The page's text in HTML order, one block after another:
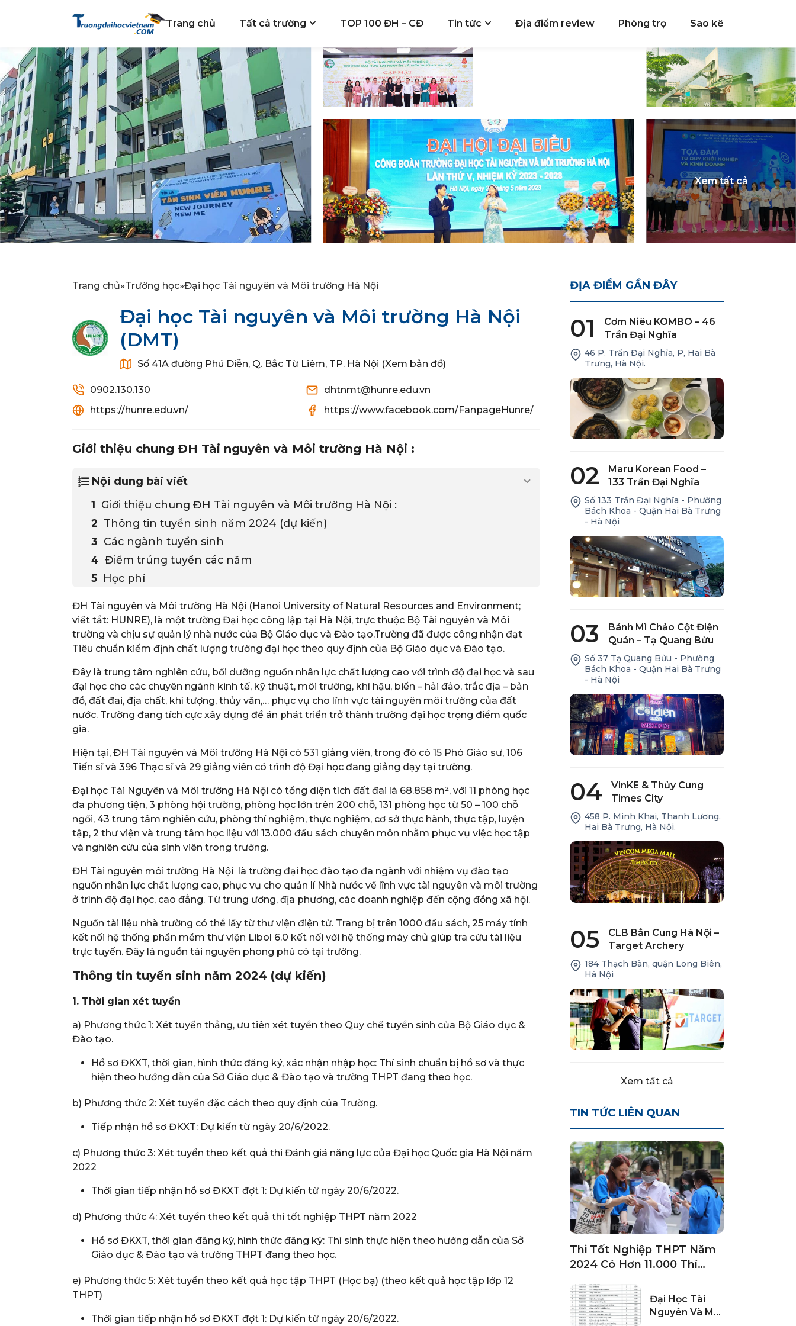
Trang chủ Tất cả trường TOP 100 ĐH – CĐ Tin tức Địa điểm review Phòng trọ Sao kê
Trang chủ»Trường học»Đại học Tài nguyên và Môi trường Hà Nội
Đại học Tài nguyên và Môi trường Hà Nội
(DMT)
Số 41A đường Phú Diễn, Q. Bắc Từ Liêm, TP. Hà Nội (Xem bản đồ)
0902.130.130
dhtnmt@hunre.edu.vn
https://hunre.edu.vn/
https://www.facebook.com/FanpageHunre/
Giới thiệu chung ĐH Tài nguyên và Môi trường Hà Nội :
Nội dung bài viết
Giới thiệu chung ĐH Tài nguyên và Môi trường Hà Nội :
Thông tin tuyển sinh năm 2024 (dự kiến)
Các ngành tuyển sinh
Điểm trúng tuyển các năm
Học phí
ĐH Tài nguyên và Môi trường Hà Nội (Hanoi University of Natural Resources and Environment;
viết tắt: HUNRE), là một trường Đại học công lập tại Hà Nội, trực thuộc Bộ Tài nguyên và Môi
trường và chịu sự quản lý nhà nước của Bộ Giáo dục và Đào tạo.Trường đã được công nhận đạt
Tiêu chuẩn kiểm định chất lượng trường đại học theo quy định của Bộ Giáo dục và Đào tạo.
Đây là trung tâm nghiên cứu, bồi dưỡng nguồn nhân lực chất lượng cao với trình độ đại học và sau
đại học cho các chuyên ngành kinh tế, kỹ thuật, môi trường, khí hậu, biển – hải đảo, trắc địa – bản
đồ, đất đai, địa chất, khí tượng, thủy văn,… phục vụ cho lĩnh vực tài nguyên môi trường của đất
nước. Trường đang tích cực xây dựng đề án phát triển trở thành trường đại học trọng điểm quốc
gia.
Hiện tại, ĐH Tài nguyên và Môi trường Hà Nội có 531 giảng viên, trong đó có 15 Phó Giáo sư, 106
Tiến sĩ và 396 Thạc sĩ và 29 giảng viên có trình độ Đại học đang giảng dạy tại trường.
Đại học Tài Nguyên và Môi trường Hà Nội có tổng diện tích đất đai là 68.858 m², với 11 phòng học
đa phương tiện, 3 phòng hội trường, phòng học lớn trên 200 chỗ, 131 phòng học từ 50 – 100 chỗ
ngồi, 43 trung tâm nghiên cứu, phòng thí nghiệm, thực nghiệm, cơ sở thực hành, thực tập, luyện
tập, 2 thư viện và trung tâm học liệu với 13.000 đầu sách chuyên môn nhằm phục vụ việc học tập
và nghiên cứu của sinh viên trong trường.
ĐH Tài nguyên môi trường Hà Nội là trường đại học đào tạo đa ngành với nhiệm vụ đào tạo
nguồn nhân lực chất lượng cao, phục vụ cho quản lí Nhà nước về lĩnh vực tài nguyên và môi trường
ở trình độ đại học, cao đẳng. Từ trung ương, địa phương, các doanh nghiệp đến cộng đồng xã hội.
Nguồn tài liệu nhà trường có thể lấy từ thư viện điện tử. Trang bị trên 1000 đầu sách, 25 máy tính
kết nối hệ thống phần mềm thư viện Libol 6.0 kết nối với hệ thống máy chủ giúp tra cứu tài liệu
trực tuyến. Đây là nguồn tài nguyên phong phú có tại trường.
Thông tin tuyển sinh năm 2024 (dự kiến)
1. Thời gian xét tuyển
a) Phương thức 1: Xét tuyển thẳng, ưu tiên xét tuyển theo Quy chế tuyển sinh của Bộ Giáo dục &
Đào tạo.
Hồ sơ ĐKXT, thời gian, hình thức đăng ký, xác nhận nhập học: Thí sinh chuẩn bị hồ sơ và thực
hiện theo hướng dẫn của Sở Giáo dục & Đào tạo và trường THPT đang theo học.
b) Phương thức 2: Xét tuyển đặc cách theo quy định của Trường.
Tiếp nhận hồ sơ ĐKXT: Dự kiến từ ngày 20/6/2022.
c) Phương thức 3: Xét tuyển theo kết quả thi Đánh giá năng lực của Đại học Quốc gia Hà Nội năm
2022
Thời gian tiếp nhận hồ sơ ĐKXT đợt 1: Dự kiến từ ngày 20/6/2022.
d) Phương thức 4: Xét tuyển theo kết quả thi tốt nghiệp THPT năm 2022
Hồ sơ ĐKXT, thời gian đăng ký, hình thức đăng ký: Thí sinh thực hiện theo hướng dẫn của Sở
Giáo dục & Đào tạo và trường THPT đang theo học.
e) Phương thức 5: Xét tuyển theo kết quả học tập THPT (Học bạ) (theo kết quả học tập lớp 12
THPT)
Thời gian tiếp nhận hồ sơ ĐKXT đợt 1: Dự kiến từ ngày 20/6/2022.
ĐỊA ĐIỂM GẦN ĐÂY
01
Cơm Niêu KOMBO – 46
Trần Đại Nghĩa
46 P. Trần Đại Nghĩa, P, Hai Bà
Trưng, Hà Nội.
02
Maru Korean Food –
133 Trần Đại Nghĩa
Số 133 Trần Đại Nghĩa - Phường
Bách Khoa - Quận Hai Bà Trưng
- Hà Nội
03
Bánh Mì Chảo Cột Điện
Quán – Tạ Quang Bửu
Số 37 Tạ Quang Bửu - Phường
Bách Khoa - Quận Hai Bà Trưng
- Hà Nội
04
VinKE & Thủy Cung
Times City
458 P. Minh Khai, Thanh Lương,
Hai Bà Trưng, Hà Nội.
05
CLB Bắn Cung Hà Nội –
Target Archery
184 Thạch Bàn, quận Long Biên,
Hà Nội
Xem tất cả
TIN TỨC LIÊN QUAN
Thi Tốt Nghiệp THPT Năm
2024 Có Hơn 11.000 Thí
Đại Học Tài
Nguyên Và Môi